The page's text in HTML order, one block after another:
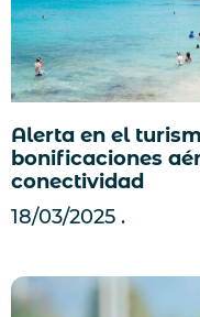
Alerta en el
bonificaciones
conectividad
18/03/2025